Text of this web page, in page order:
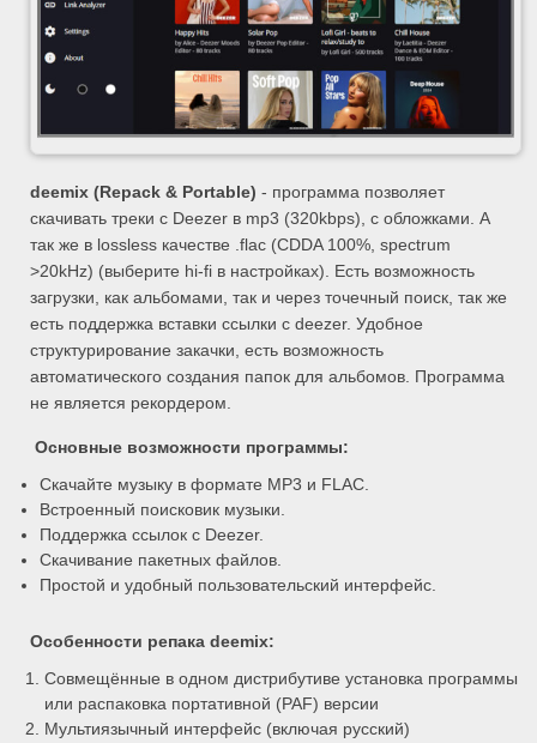
deemix (Repack & Portable) - программа позволяет
скачивать треки с Deezer в mp3 (320kbps), с обложками. А
так же в lossless качестве .flac (CDDA 100%, spectrum
>20kHz) (выберите hi-fi в настройках). Есть возможность
загрузки, как альбомами, так и через точечный поиск, так же
есть поддержка вставки ссылки с deezer. Удобное
структурирование закачки, есть возможность
автоматического создания папок для альбомов. Программа
не является рекордером.
Основные возможности программы:
Скачайте музыку в формате MP3 и FLAC.
Встроенный поисковик музыки.
Поддержка ссылок с Deezer.
Скачивание пакетных файлов.
Простой и удобный пользовательский интерфейс.
Особенности репака deemix:
Совмещённые в одном дистрибутиве установка программы
или распаковка портативной (PAF) версии
Мультиязычный интерфейс (включая русский)